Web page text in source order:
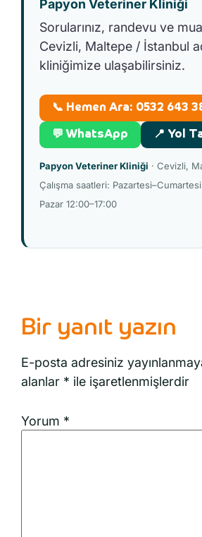
Papyon Veteriner Kliniği
Sorularınız, randevu ve
Cevizli, Maltepe / İstanbul
kliniğimize ulaşabilirsiniz.
📞 Hemen Ara: 0532 643
💬 WhatsApp 📍 Yol
Papyon Veteriner Kliniği · Cevizli,
Çalışma saatleri: Pazartesi–Cumartesi
Pazar 12:00–17:00
Bir yanıt yazın
E-posta adresiniz
alanlar * ile işaretlenmişlerdir
Yorum *